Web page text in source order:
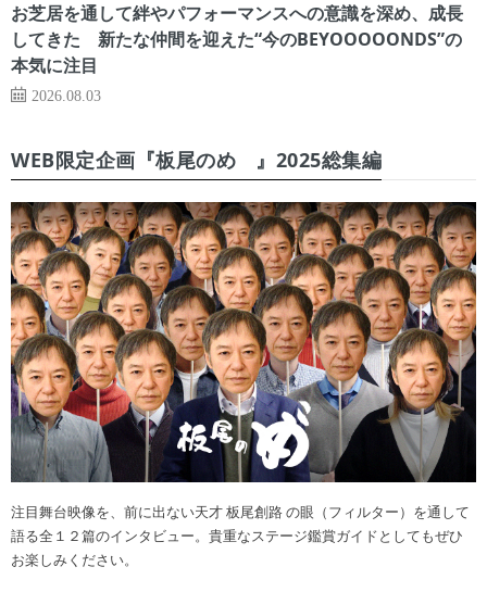
お芝居を通して絆やパフォーマンスへの意識を深め、成長
してきた 新たな仲間を迎えた“今のBEYOOOOONDS”の
本気に注目
2026.08.03
WEB限定企画『板尾のめ゙』2025総集編
注目舞台映像を、前に出ない天才 板尾創路 の眼（フィルター）を通して
語る全１２篇のインタビュー。貴重なステージ鑑賞ガイドとしてもぜひ
お楽しみください。